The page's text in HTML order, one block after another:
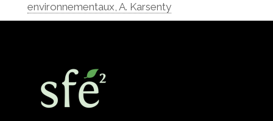
environnementaux, A. Karsenty